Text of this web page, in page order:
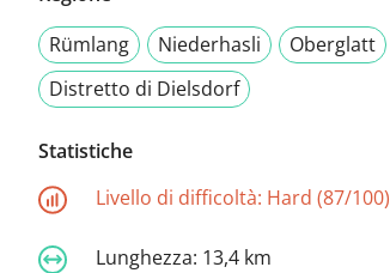
Rümlang
Niederhasli Oberglatt
Distretto di Dielsdorf
Statistiche
Livello di difficoltà: Hard (87/100)
Lunghezza: 13,4 km